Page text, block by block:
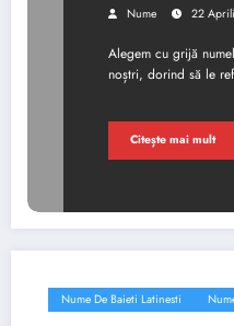
Nume 22
Alegem cu grijă
noștri, dorind să le
Citește mai mult
Nume De Baieti Latinesti